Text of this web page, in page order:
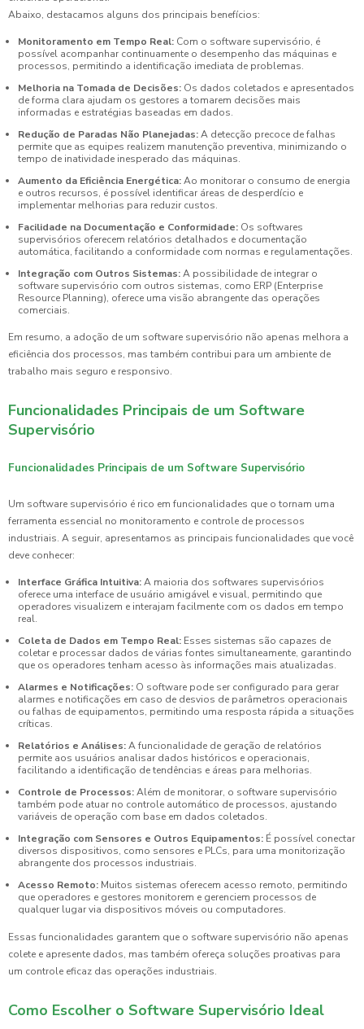
Abaixo, destacamos alguns dos principais benefícios:
Monitoramento em Tempo Real: Com o software supervisório, é
possível acompanhar continuamente o desempenho das máquinas e
processos, permitindo a identificação imediata de problemas.
Melhoria na Tomada de Decisões: Os dados coletados e apresentados
de forma clara ajudam os gestores a tomarem decisões mais
informadas e estratégias baseadas em dados.
Redução de Paradas Não Planejadas:A detecção precoce de falhas
permite que as equipes realizem manutenção preventiva, minimizando o
tempo de inatividade inesperado das máquinas.
Aumento da Eficiência Energética:Ao monitorar o consumo de energia
e outros recursos, é possível identificar áreas de desperdício e
implementar melhorias para reduzir custos.
Facilidade na Documentação e Conformidade: Os softwares
supervisórios oferecem relatórios detalhados e documentação
automática, facilitando a conformidade com normas e regulamentações.
Integração com Outros Sistemas:A possibilidade de integrar o
software supervisório com outros sistemas, como ERP (Enterprise
Resource Planning), oferece uma visão abrangente das operações
comerciais.
Em resumo, a adoção de um software supervisório não apenas melhora a
eficiência dos processos, mas também contribui para um ambiente de
trabalho mais seguro e responsivo.
Funcionalidades Principais de um Software
Supervisório
Funcionalidades Principais de um Software Supervisório
Um software supervisório é rico em funcionalidades que o tornam uma
ferramenta essencial no monitoramento e controle de processos
industriais. A seguir, apresentamos as principais funcionalidades que você
deve conhecer:
Interface Gráfica Intuitiva:A maioria dos softwares supervisórios
oferece uma interface de usuário amigável e visual, permitindo que
operadores visualizem e interajam facilmente com os dados em tempo
real.
Coleta de Dados em Tempo Real: Esses sistemas são capazes de
coletar e processar dados de várias fontes simultaneamente, garantindo
que os operadores tenham acesso às informações mais atualizadas.
Alarmes e Notificações: O software pode ser configurado para gerar
alarmes e notificações em caso de desvios de parâmetros operacionais
ou falhas de equipamentos, permitindo uma resposta rápida a situações
críticas.
Relatórios e Análises:A funcionalidade de geração de relatórios
permite aos usuários analisar dados históricos e operacionais,
facilitando a identificação de tendências e áreas para melhorias.
Controle de Processos:Além de monitorar, o software supervisório
também pode atuar no controle automático de processos, ajustando
variáveis de operação com base em dados coletados.
Integração com Sensores e Outros Equipamentos: É possível conectar
diversos dispositivos, como sensores e PLCs, para uma monitorização
abrangente dos processos industriais.
Acesso Remoto: Muitos sistemas oferecem acesso remoto, permitindo
que operadores e gestores monitorem e gerenciem processos de
qualquer lugar via dispositivos móveis ou computadores.
Essas funcionalidades garantem que o software supervisório não apenas
colete e apresente dados, mas também ofereça soluções proativas para
um controle eficaz das operações industriais.
Como Escolher o Software Supervisório Ideal